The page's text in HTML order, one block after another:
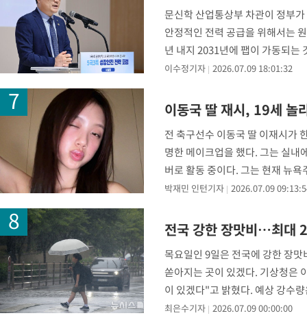
문신학 산업통상부 차관이 정부
안정적인 전력 공급을 위해서는
년 내지 2031년에 팹이 가동되는
것을 목표로 하고
이수정기자 2026.07.09 18:01:32
이동국 딸 재시, 19세 놀
전 축구선수 이동국 딸 이재시가
명한 메이크업을 했다. 그는 실내
버로 활동 중이다. 그는 현재 뉴
박재민 인턴기자 2026.07.09
전국 강한 장맛비…최대
목요일인 9일은 전국에 강한 장
쏟아지는 곳이 있겠다. 기상청은
이 있겠다"고 밝혔다. 예상 강수
최은수기자 2026.07.09 00:00:00